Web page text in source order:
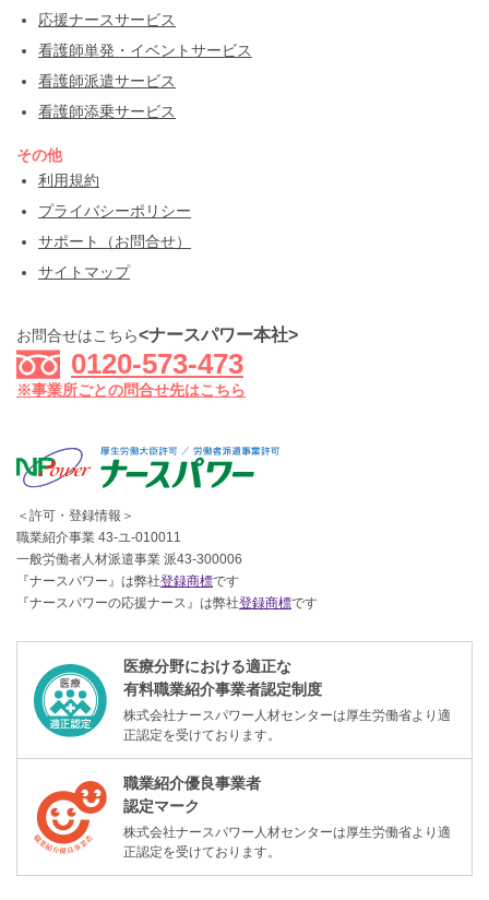
応援ナースサービス
看護師単発・イベントサービス
看護師派遣サービス
看護師添乗サービス
その他
利用規約
プライバシーポリシー
サポート（お問合せ）
サイトマップ
お問合せはこちら<ナースパワー本社>
0120-573-473
※事業所ごとの問合せ先はこちら
＜許可・登録情報＞
職業紹介事業 43-ユ-010011
一般労働者人材派遣事業 派43-300006
『ナースパワー』は弊社登録商標です
『ナースパワーの応援ナース』は弊社登録商標です
医療分野における適正な
有料職業紹介事業者認定制度
株式会社ナースパワー人材センターは厚生労働省より適
正認定を受けております。
職業紹介優良事業者
認定マーク
株式会社ナースパワー人材センターは厚生労働省より適
正認定を受けております。